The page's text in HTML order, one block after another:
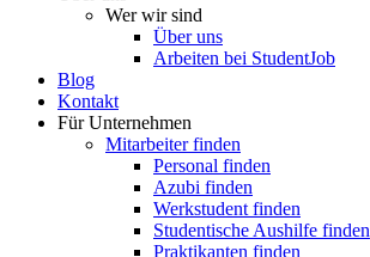
Wer wir sind
Über uns
Arbeiten bei StudentJob
Blog
Kontakt
Für Unternehmen
Mitarbeiter finden
Personal finden
Azubi finden
Werkstudent finden
Studentische Aushilfe finden
Praktikanten finden